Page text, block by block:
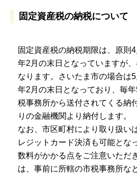
固定資産税の納税について
固定資産税の納税期限は、原則
年2月の末日となっていますが
なります。さいたま市の場合は
年2月の末日となっており、毎
税事務所から送付されてくる納
りの金融機関より納付します。
なお、市区町村により取り扱い
レジットカード決済も可能とな
数料がかかる点をご注意いただ
は、事前に所轄の市税事務所な